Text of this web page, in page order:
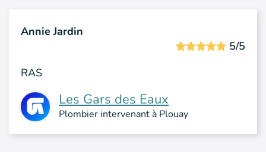
Annie Jardin
5/5
RAS
Les Gars des Eaux
Plombier intervenant à Plouay